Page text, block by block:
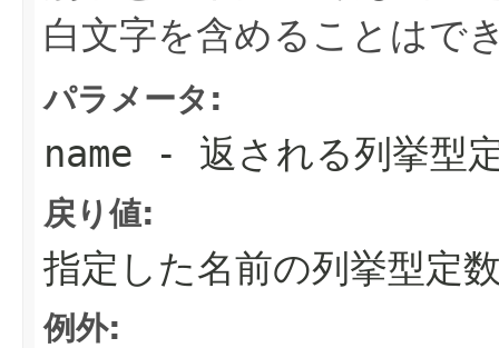
白文字を含めることはで
パラメータ:
name - 返される列挙型
戻り値:
指定した名前の列挙型定
例外: